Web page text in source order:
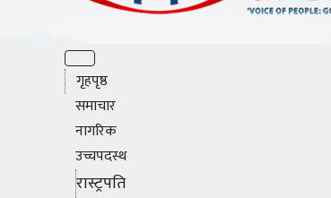
गृहपृष्ठ
समाचार
नागरिक
उच्चपदस्थ
रास्ट्रपति